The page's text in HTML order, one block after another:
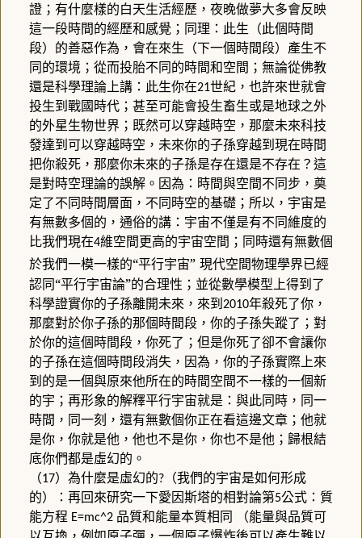
證；有什麼樣的白天生活經歷，夜晚做夢大多會反映
這一段時間的經歷和感覺；同理：此生（此個時間
段）的善惡作為，會在來生（下一個時間段）產生不
同的環境；從而投胎不同的時間和空間；無論從佛教
還是科學理論上講：此生你在21世紀，也許來世就會
投生到戰國時代；甚至可能會投生畜生或是地球之外
的外星生物世界；既然可以穿越時空，那麼未來科技
發達到可以穿越時空，未來你的子孫穿越到現在時間
把你殺死，那麼你未來的子孫是存在還是不存在？這
是對時空理論的誤解。因為：時間與空間不同步，奠
定了不同時間層面，不同時空的基礎；所以，宇宙是
有無數多個的，通俗的講：宇宙不僅是有不同維度的
比我們現在4維空間更高的宇宙空間；同時還有無數個
於我們一模一樣的“平行宇宙” 現代空間物理學界已經
認同“平行宇宙論”的合理性；並從數學模型上得到了
科學證實你的子孫離開未來，來到2010年殺死了你，
那麼對於你子孫的那個時間段，你的子孫失蹤了；對
於你的這個時間段，你死了；但是你死了卻不會讓你
的子孫在這個時間段消失，因為，你的子孫實際上來
到的是一個與原來他所在的時間空間不一樣的一個新
的宇；再形象的解釋平行宇宙就是：與此同時，同一
時間，同一刻，還有無數個你正在看這邊文章；他就
是你，你就是他，他也不是你，你也不是他；歸根結
底你們都是虛幻的。
（17）為什麼是虛幻的?（我們的宇宙是如何形成
的）：再回來研究一下愛因斯塔的相對論第5公式：質
能方程 E=mc^2 品質和能量本質相同
（能量與品質可